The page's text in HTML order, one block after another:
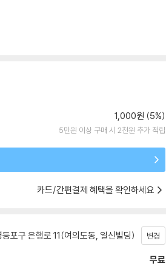
1,000원 (5%)
5만원 이상 구매 시 2천원 추가 적립
카드/간편결제 혜택을 확인하세요
포구 은행로 11(여의도동, 일신빌딩) 변경
무료